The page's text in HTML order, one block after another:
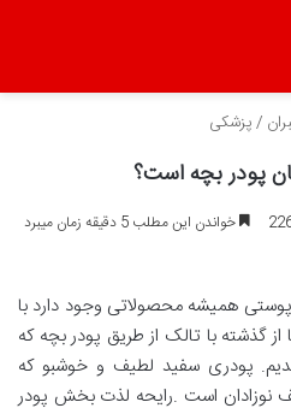
/پزشکی
پودر بچه است؟
خواندن این مطلب 5 دقیقه زمان میبرد
همیشه محصولاتی وجود دارد با
گذشته با تالک از طریق پودر بچه که
پودری سفید لطیف و خوشبو که
نوزادان است .رایحه لذت بخش پودر